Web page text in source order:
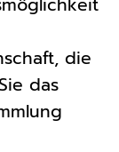
die
das